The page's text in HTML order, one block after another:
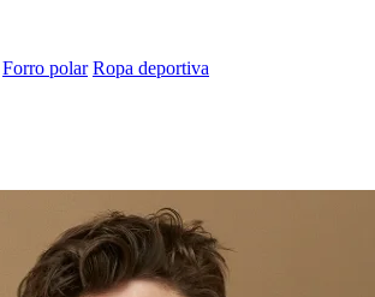
Forro polar Ropa deportiva